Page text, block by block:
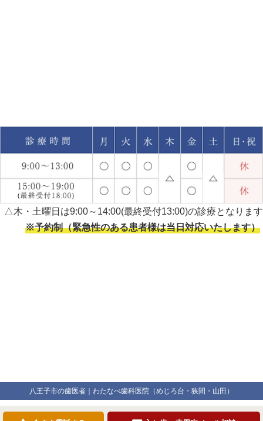
△木・土曜日は9:00～14:00(最終受付13:00)の診療となります
※予約制（緊急性のある患者様は当日対応いたします）
八王子市の歯医者｜わたなべ歯科医院（めじろ台・狭間・山田）